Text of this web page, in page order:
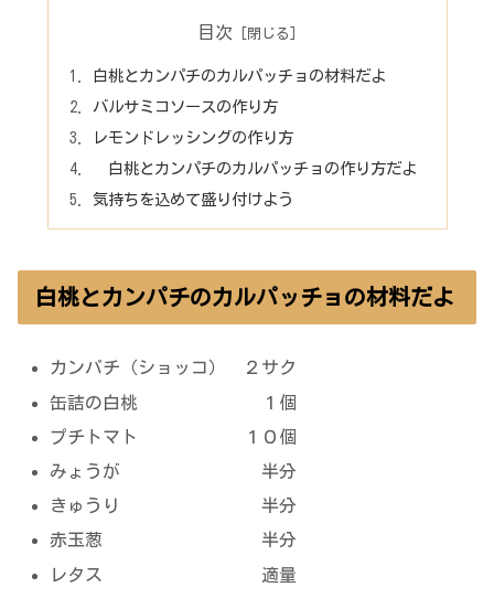
目次
白桃とカンパチのカルパッチョの材料だよ
バルサミコソースの作り方
レモンドレッシングの作り方
白桃とカンパチのカルパッチョの作り方だよ
気持ちを込めて盛り付けよう
白桃とカンパチのカルパッチョの材料だよ
カンパチ（ショッコ） ２サク
缶詰の白桃 １個
プチトマト １０個
みょうが 半分
きゅうり 半分
赤玉葱 半分
レタス 適量